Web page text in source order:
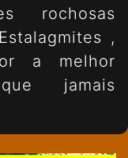
rochosas
,
a melhor
jamais